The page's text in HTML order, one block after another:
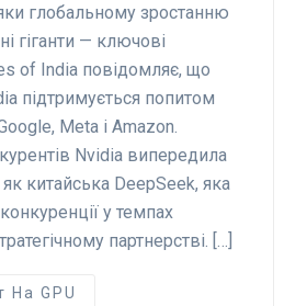
глобальному зростанню
гіганти — ключові
of India повідомляє, що
підтримується попитом
Meta і Amazon.
Nvidia випередила
як китайська DeepSeek, яка
у темпах
партнерстві. […]
На GPU